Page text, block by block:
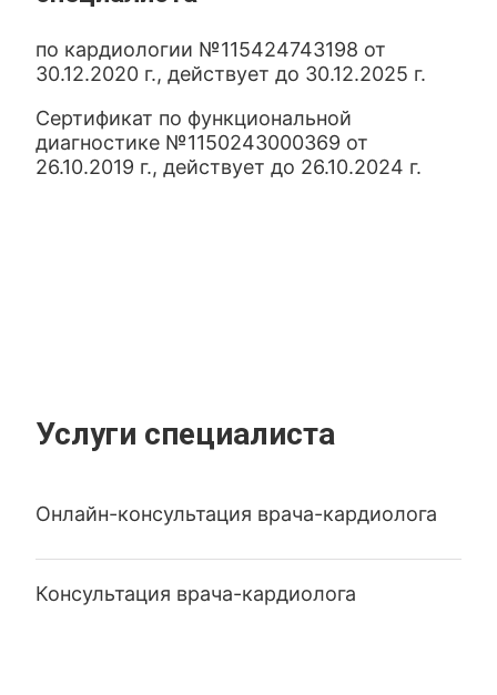
по кардиологии №115424743198 от
30.12.2020 г., действует до 30.12.2025 г.
Сертификат по функциональной
диагностике №1150243000369 от
26.10.2019 г., действует до 26.10.2024 г.
Услуги специалиста
Онлайн-консультация врача-кардиолога
Консультация врача-кардиолога